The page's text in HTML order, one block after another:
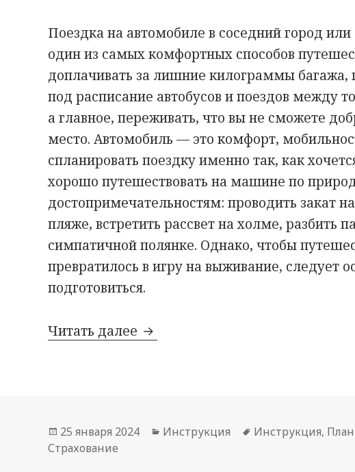
Поездка на автомобиле в соседний город
один из самых комфортных способов
доплачивать за лишние килограммы багажа,
под расписание автобусов и поездов между
а главное, переживать, что вы не сможете
место. Автомобиль — это комфорт,
спланировать поездку именно так, как
хорошо путешествовать на машине по
достопримечательностям: проводить закат
пляже, встретить рассвет на холме, разбить
симпатичной полянке. Однако, чтобы
превратилось в игру на выживание, следует
подготовиться.
Читать далее Полезные вещи для
Опубликовано
25 января 2024 Рубрики
Инструкция Метки
Инструкция,
Страхование